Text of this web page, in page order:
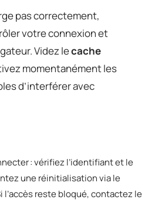
pas correctement,
votre connexion et
Videz lecache
momentanément les
d’interférer avec
: vérifiez l’identifiant et le
une réinitialisation via le
l’accès reste bloqué, contactez le